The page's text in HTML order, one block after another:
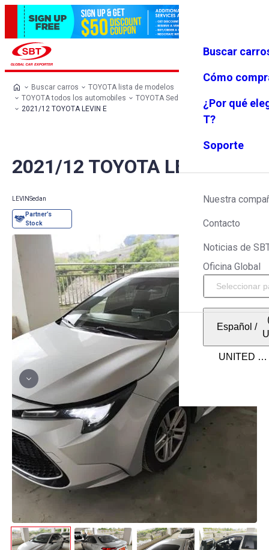
Favoritos Menú
Buscar
Cómo
¿Por qué
T?
Soporte
Nuestra
Contacto
Noticias de
Oficina Global
Español /
Buscar carros
TOYOTA lista de modelos
TOYOTA todos los automobiles
TOYOTA Sedan
TOYOTA LEVIN
2021/12 TOYOTA LEVIN E
2021/12 TOYOTA LEVIN E
LEVINSedan